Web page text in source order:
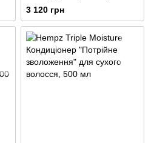
маска - кондиціонер
3 120 грн